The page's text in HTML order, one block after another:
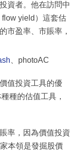
資者。他在訪問中
yield）這套估
市盈率、市賬率，
、photoAC
值投資工具的優
種的估值工具，
率，因為價值投資
本領是發掘股價